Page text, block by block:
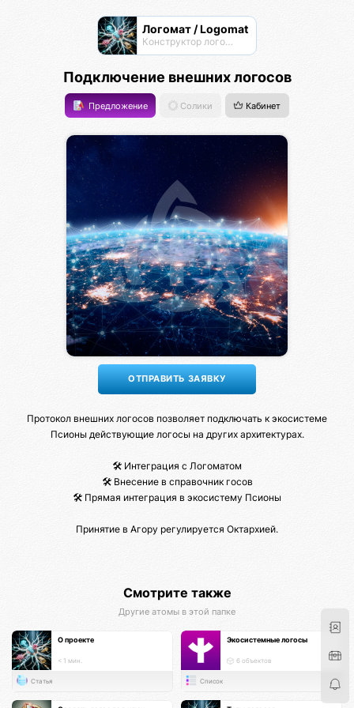
Логомат / Logomat
Конструктор логосов
Подключение внешних логосов
Предложение Солики Кабинет
Протокол внешних логосов позволяет подключать к экосистеме
Псионы действующие логосы на других архитектурах.
🛠️ Интеграция с Логоматом
🛠️ Внесение в справочник госов
🛠️ Прямая интеграция в экосистему Псионы
Принятие в Агору регулируется Октархией.
Смотрите также
Другие атомы в этой папке
О проекте
< 1 мин.
Статья
Экосистемные логосы
6 объектов
Список